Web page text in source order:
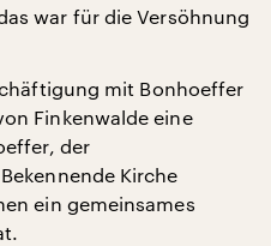
war für die Versöhnung
mit Bonhoeffer
Finkenwalde eine
der
Kirche
ein gemeinsames